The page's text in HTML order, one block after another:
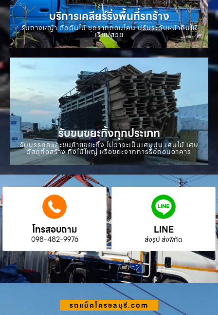
บริการเคลียร์ริ่งพื้นที่รกร้าง
รับถางหญ้า ตัดต้นไม้ ขุดรากถอนโคน ปรับระดับหน้าดินให้
เรียบสวย
รับขนขยะทิ้งทุกประเภท
รับบรรทุกและขนย้ายขยะทิ้ง ไม่ว่าจะเป็นเศษปูน เศษไม้ เศษ
วัสดุก่อสร้าง กิ่งไม้ใหญ่ หรือขยะจากการรื้อถอนอาคาร
โทรสอบถาม
098-482-9976
LINE
ส่งรูป ส่งพิกัด
รถแม็คโครชลบุรี.com